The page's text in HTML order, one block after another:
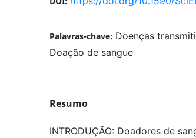
Palavras-chave: Doenças
Doação de sangue
Resumo
INTRODUÇÃO: Doadores de